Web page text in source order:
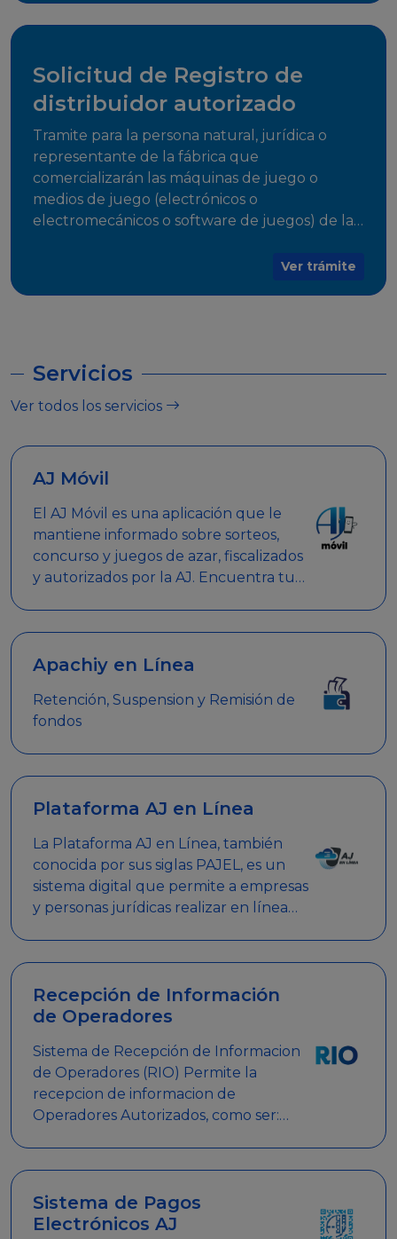
Solicitud de Registro de
distribuidor autorizado
Tramite para la persona natural, jurídica o
representante de la fábrica que
comercializarán las máquinas de juego o
medios de juego (electrónicos o
electromecánicos o software de juegos) de las
Ver trámite
Servicios
Ver todos los servicios
AJ Móvil
El AJ Móvil es una aplicación que le
mantiene informado sobre sorteos,
concurso y juegos de azar, fiscalizados
y autorizados por la AJ. Encuentra tus
clave.
Apachiy en Línea
Retención, Suspension y Remisión de
fondos
Plataforma AJ en Línea
La Plataforma AJ en Línea, también
conocida por sus siglas PAJEL, es un
sistema digital que permite a empresas
y personas jurídicas realizar en línea
Recepción de Información
de Operadores
Sistema de Recepción de Informacion
de Operadores (RIO) Permite la
recepcion de informacion de
Operadores Autorizados, como ser:
Sistema de Pagos
Electrónicos AJ